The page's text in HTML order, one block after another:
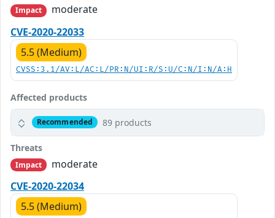
Impact
moderate
CVE-2020-22033
5.5 (Medium)
CVSS:3.1/AV:L/AC:L/PR:N/UI:R/S:U/C:N/I:N/A:H
Affected products
Recommended 89 products
Threats
Impact
moderate
CVE-2020-22034
5.5 (Medium)